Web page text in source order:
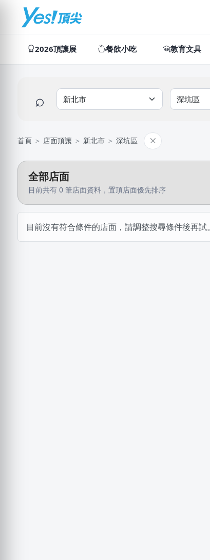
2026頂讓展 餐飲小吃 教育文具
⌕
首頁 ＞ 店面頂讓 ＞ 新北市 ＞ 深坑區
全部店面
目前共有 0 筆店面資料，置頂店面優先排序
目前沒有符合條件的店面，請調整搜尋條件後再試。